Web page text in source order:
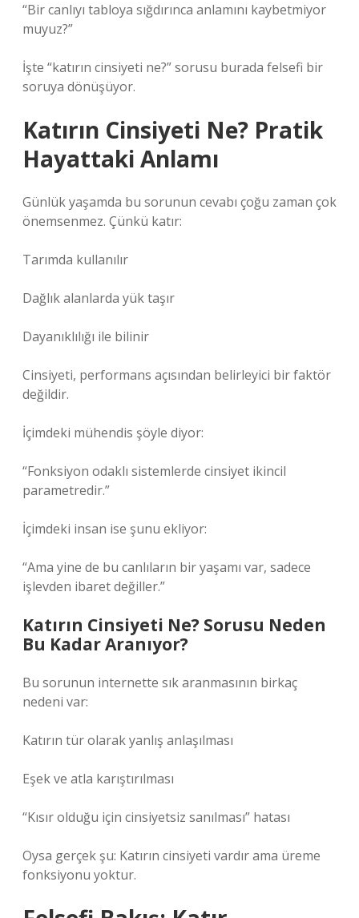
“Bir canlıyı tabloya sığdırınca anlamını kaybetmiyor
muyuz?”
İşte “katırın cinsiyeti ne?” sorusu burada felsefi bir
soruya dönüşüyor.
Katırın Cinsiyeti Ne? Pratik
Hayattaki Anlamı
Günlük yaşamda bu sorunun cevabı çoğu zaman çok
önemsenmez. Çünkü katır:
Tarımda kullanılır
Dağlık alanlarda yük taşır
Dayanıklılığı ile bilinir
Cinsiyeti, performans açısından belirleyici bir faktör
değildir.
İçimdeki mühendis şöyle diyor:
“Fonksiyon odaklı sistemlerde cinsiyet ikincil
parametredir.”
İçimdeki insan ise şunu ekliyor:
“Ama yine de bu canlıların bir yaşamı var, sadece
işlevden ibaret değiller.”
Katırın Cinsiyeti Ne? Sorusu Neden
Bu Kadar Aranıyor?
Bu sorunun internette sık aranmasının birkaç
nedeni var:
Katırın tür olarak yanlış anlaşılması
Eşek ve atla karıştırılması
“Kısır olduğu için cinsiyetsiz sanılması” hatası
Oysa gerçek şu: Katırın cinsiyeti vardır ama üreme
fonksiyonu yoktur.